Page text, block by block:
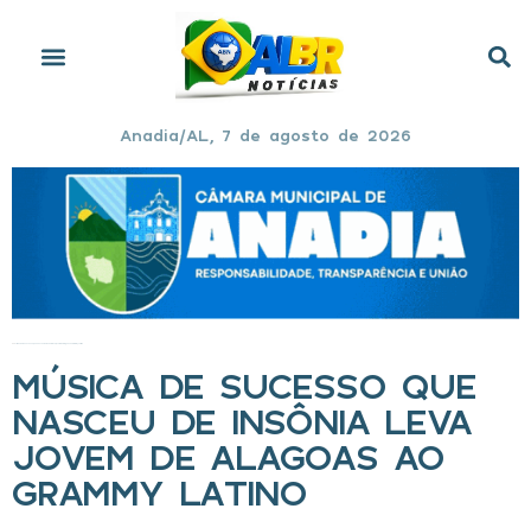
Anadia/AL, 7 de agosto de 2026
MÚSICA DE SUCESSO QUE
NASCEU DE INSÔNIA LEVA
JOVEM DE ALAGOAS AO
GRAMMY LATINO